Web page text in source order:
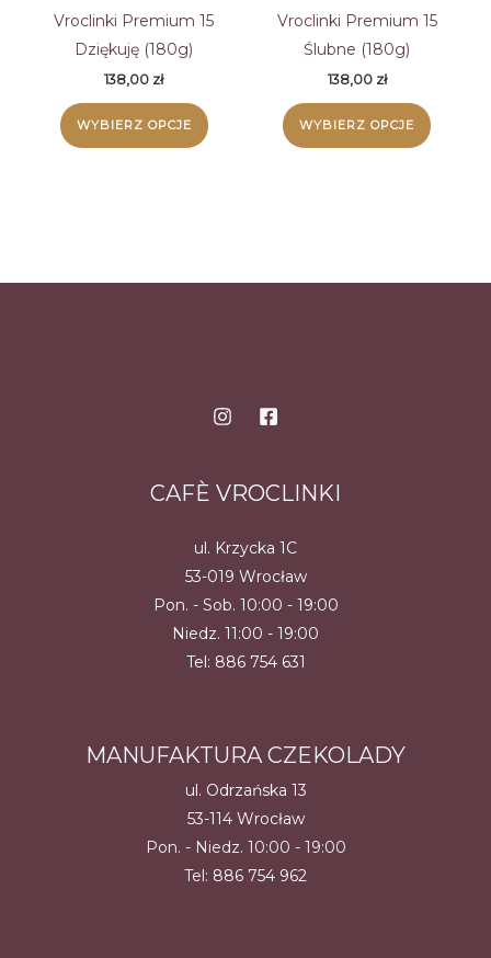
Vroclinki Premium 15
Dziękuję (180g)
138,00 zł
WYBIERZ OPCJE
Vroclinki Premium 15
Ślubne (180g)
138,00 zł
WYBIERZ OPCJE
CAFÈ VROCLINKI
ul. Krzycka 1C
53-019 Wrocław
Pon. - Sob. 10:00 - 19:00
Niedz. 11:00 - 19:00
Tel: 886 754 631
MANUFAKTURA CZEKOLADY
ul. Odrzańska 13
53-114 Wrocław
Pon. - Niedz. 10:00 - 19:00
Tel: 886 754 962